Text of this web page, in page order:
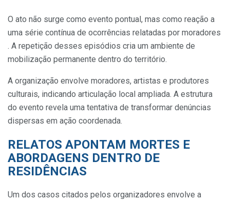
O ato não surge como evento pontual, mas como reação a
uma série contínua de ocorrências relatadas por moradores
. A repetição desses episódios cria um ambiente de
mobilização permanente dentro do território.
A organização envolve moradores, artistas e produtores
culturais, indicando articulação local ampliada. A estrutura
do evento revela uma tentativa de transformar denúncias
dispersas em ação coordenada.
RELATOS APONTAM MORTES E
ABORDAGENS DENTRO DE
RESIDÊNCIAS
Um dos casos citados pelos organizadores envolve a